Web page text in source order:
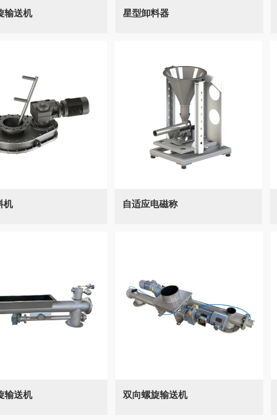
输送机 星型卸料器
机 自适应电磁称
输送机 双向螺旋输送机